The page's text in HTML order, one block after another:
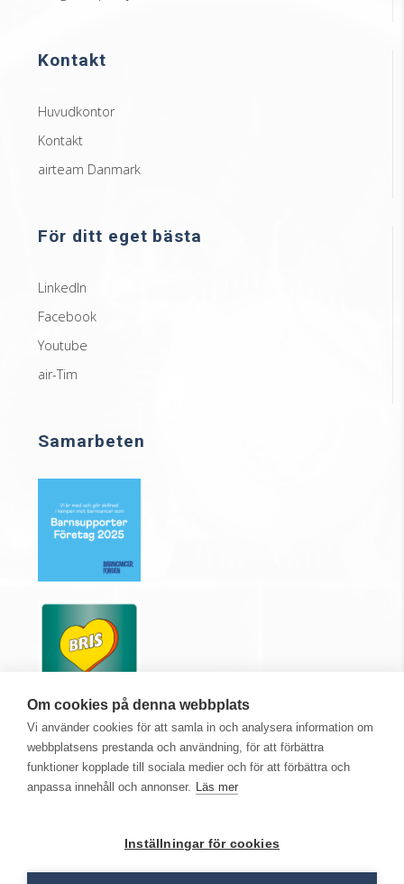
Kontakt
Huvudkontor
Kontakt
airteam Danmark
För ditt eget bästa
LinkedIn
Facebook
Youtube
air-Tim
Samarbeten
Om cookies på denna webbplats
Vi använder cookies för att samla in och analysera information om
webbplatsens prestanda och användning, för att förbättra
funktioner kopplade till sociala medier och för att förbättra och
anpassa innehåll och annonser. Läs mer
Inställningar för cookies